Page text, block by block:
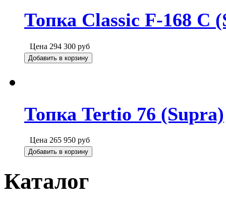
Топка Classic F-168 C
Цена 294 300 руб
Добавить в корзину
Топка Tertio 76 (Supra)
Цена 265 950 руб
Добавить в корзину
Каталог